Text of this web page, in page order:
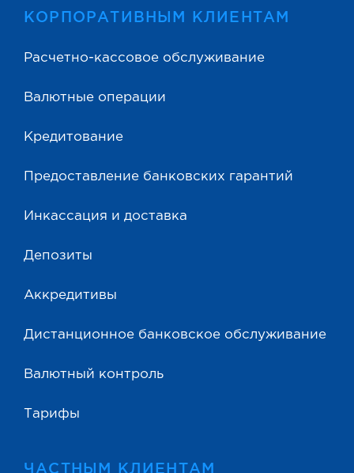
КОРПОРАТИВНЫМ КЛИЕНТАМ
Расчетно-кассовое обслуживание
Валютные операции
Кредитование
Предоставление банковских гарантий
Инкассация и доставка
Депозиты
Аккредитивы
Дистанционное банковское обслуживание
Валютный контроль
Тарифы
ЧАСТНЫМ КЛИЕНТАМ